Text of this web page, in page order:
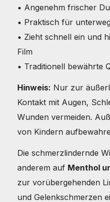
• Angenehm frischer
• Praktisch für
• Zieht schnell ein und
Film
• Traditionell bewährte
Hinweis: Nur zur
Kontakt mit Augen,
Wunden vermeiden.
von Kindern
Die schmerzlindernde
anderem auf Menthol
zur vorübergehenden
und Gelenkschmerzen